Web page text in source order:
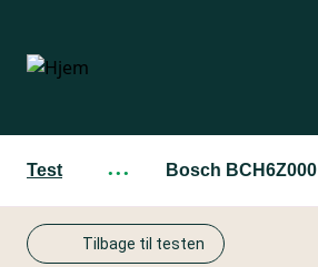
hovedindhold
Test ··· Bosch BCH6Z000
Tilbage til testen